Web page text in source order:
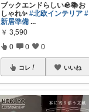
ブックエンドらしい🪨📚お
しゃれ✨#北欧インテリア #
新居準備 ...
￥ 3,590
0 0 0
コレ いいね